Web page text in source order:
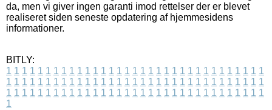
da, men vi giver ingen garanti imod rettelser der er blevet
realiseret siden seneste opdatering af hjemmesidens
informationer.
BITLY:
1 1 1 1 1 1 1 1 1 1 1 1 1 1 1 1 1 1 1 1 1 1 1 1 1 1 1 1 1 1 1 1 1
1 1 1 1 1 1 1 1 1 1 1 1 1 1 1 1 1 1 1 1 1 1 1 1 1 1 1 1 1 1 1 1 1
1 1 1 1 1 1 1 1 1 1 1 1 1 1 1 1 1 1 1 1 1 1 1 1 1 1 1 1 1 1 1 1 1
1